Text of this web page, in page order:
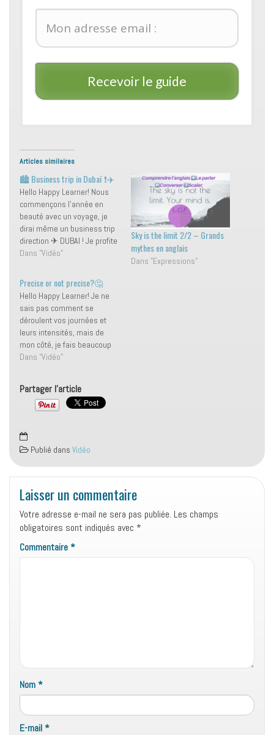
Recevoir le guide
Articles similaires
🏙️ Business trip in Dubaï ❗️✈️
Hello Happy Learner! Nous
commençons l'année en
beauté avec un voyage, je
dirai même un business trip
direction ✈ DUBAI ! Je profite
de son coucher de soleil 🌞
m'est arrivé dans l'avion et
vous fais également
progresser en anglais sur 3️⃣
sujets : ✔ les…
Dans "Vidéo"
Sky is the limit 2/2 – Grands
mythes en anglais
Dans "Expressions"
Precise or not precise?🤔
Hello Happy Learner! Je ne
sais pas comment se
déroulent vos journées et
leurs intensités, mais de
mon côté, je fais beaucoup
de choses en même temps
reçois un message d'un
membre de ma ✨ DREAM
Dans "Vidéo"
Partager l'article
Publié dans Vidéo
Laisser un commentaire
Votre adresse e-mail ne sera pas publiée. Les champs
obligatoires sont indiqués avec *
Commentaire*
Nom*
E-mail*